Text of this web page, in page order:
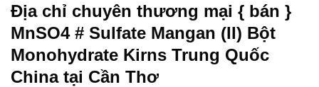
Địa chỉ chuyên thương mại { bán }
MnSO4 # Sulfate Mangan (II) Bột
Monohydrate Kirns Trung Quốc
China tại Cần Thơ